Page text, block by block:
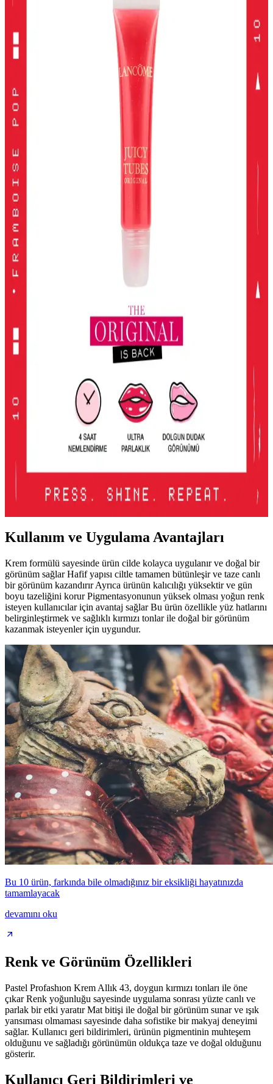
Alerji Dostu ve Doğal Makyaj Ürünleri: Güvenle
Kullanabileceğiniz En İyi Seçenekler
Alerji dostu ve doğal makyaj ürünleri, hassas ciltler için güvenli,
çevre dostu ve dermatolojik testlerden geçmiş seçenekler sunar.
Doğru ürün seçimiyle güzelliğinizi koruyabilirsiniz.
Kiko Milano Unlımıted Double Touch Likit Ruj:
Uzun Süre Kalıcı ve Şık Dudaklar
Kiko Milano'nun Unlımıted Double Touch serisi, yüksek
pigmentasyon ve uzun süre kalıcılık sunan iki aşamalı likit ruj
koleksiyonudur. Doğal ve şık görünüm için ideal seçenekler içerir.
2024 Yılında En İyi Far Paletleri: Renk ve Kalitenin
Buluşması
2024'te öne çıkan yüksek pigmentasyon ve geniş renk
seçenekleriyle en iyi far paletleri, kalıcılık ve çok yönlülük sunarak
makyajda fark yaratmanızı sağlar.
KIKO Unlimited Blush: Doğal Görünüm İçin Kalıcı
ve Hafif Allık Seçeneği
KIKO'nun Unlimited Blush allığı, kalıcı, hafif ve doğal görünüm
sağlayan pembe tonlarıyla günlük makyajda ideal, pratik ve uygun
fiyatlı bir seçenek.
2016'dan Günümüze Asya Makyaj Trendlerinin
Değişimi ve Güncel Stil Yaklaşımları
2016'dan günümüze Asya makyaj trendleri, parlak renklerden doğal
tonlara ve belirgin uygulamalara evrildi. Dudak, göz ve cilt
makyajındaki değişimler detaylı şekilde incelenmektedir.
Lancome Juicy Tubes Nemlendirici Lip Gloss
İncelemesi ve Kullanıcı Deneyimleri
Lancome Juicy Tubes, 20 yılı aşkın süredir popüler olan, parlaklık
katan nemlendirici lip gloss ürünüdür. Kullanımı kolay ve taşınabilir
tasarımıyla öne çıkar.
Kullanım ve Uygulama Avantajları
Krem formülü sayesinde ürün cilde kolayca uygulanır ve doğal bir
görünüm sağlar Hafif yapısı ciltle tamamen bütünleşir ve taze canlı
bir görünüm kazandırır Ayrıca ürünün kalıcılığı yüksektir ve gün
boyu tazeliğini korur Pigmentasyonunun yüksek olması yoğun renk
isteyen kullanıcılar için avantaj sağlar Bu ürün özellikle yüz hatlarını
belirginleştirmek ve sağlıklı kırmızı tonlar ile doğal bir görünüm
kazanmak isteyenler için uygundur.
Bu 10 ürün, farkında bile olmadığınız bir eksikliği hayatınızda
tamamlayacak
devamını oku
Renk ve Görünüm Özellikleri
Pastel Profashıon Krem Allık 43, doygun kırmızı tonları ile öne
çıkar Renk yoğunluğu sayesinde uygulama sonrası yüzte canlı ve
parlak bir etki yaratır Mat bitişi ile doğal bir görünüm sunar ve ışık
yansıması olmaması sayesinde daha sofistike bir makyaj deneyimi
sağlar. Kullanıcı geri bildirimleri, ürünün pigmentinin muhteşem
olduğunu ve sağladığı görünümün oldukça taze ve doğal olduğunu
gösterir.
Kullanıcı Geri Bildirimleri ve